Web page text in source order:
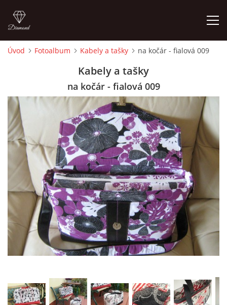
CEDULKY
MOJE POSLEDNÍ PRÁCE
jk-laguna@seznam.cz
Úvod Fotoalbum Kabely a tašky na kočár - fialová 009
Kabely a tašky
na kočár - fialová 009